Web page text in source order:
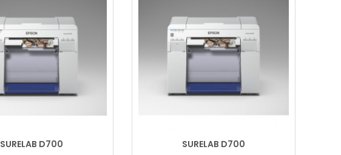
SURELAB D700 SURELAB D700